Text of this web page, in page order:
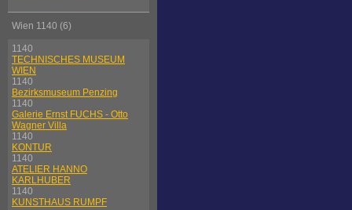
Wien 1140 (6)
1140
TECHNISCHES MUSEUM
WIEN
1140
Bezirksmuseum Penzing
1140
Galerie Ernst FUCHS - Otto
Wagner Villa
1140
KONTUR
1140
ATELIER HANNO
KARLHUBER
1140
KUNSTHAUS RUMPF